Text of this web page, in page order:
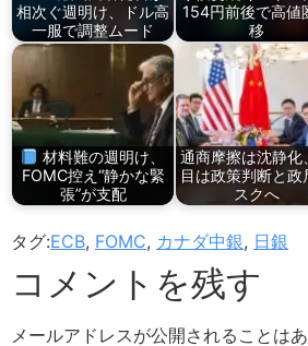
相次ぐ週明け、ドル高
一服で調整ムード
154円前後で高値
移
材料難の週明け、
FOMC控え“静かな緊
張”が支配
通商摩擦は沈静化
目は政策判断と政
スクへ
タグ:ECB, FOMC, カナダ中銀, 日銀
コメントを残す
メールアドレスが公開されることはあ